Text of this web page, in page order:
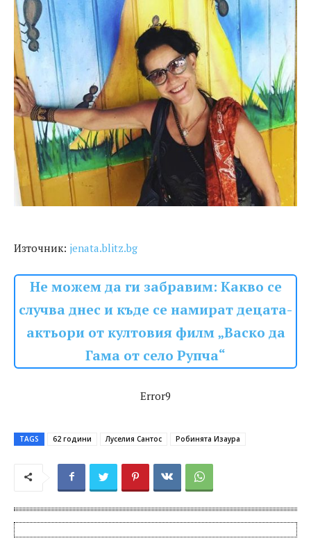
Източник: jenata.blitz.bg
Не можем да ги забравим: Какво се
случва днес и къде се намират децата-
актьори от култовия филм „Васко да
Гама от село Рупча“
Error9
TAGS 62 години Луселия Сантос Робинята Изаура